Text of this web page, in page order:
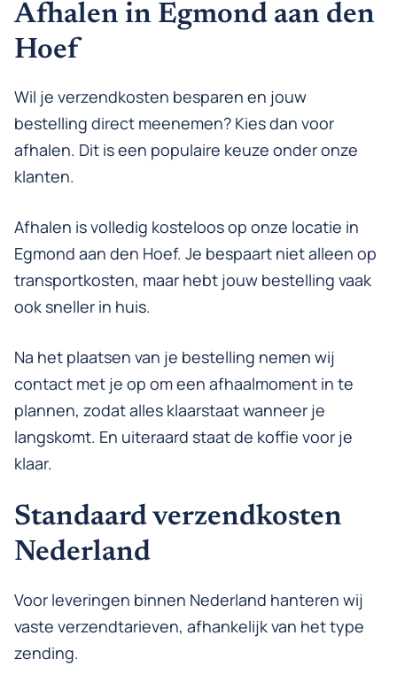
Afhalen in Egmond aan den
Hoef
Wil je verzendkosten besparen en jouw
bestelling direct meenemen? Kies dan voor
afhalen. Dit is een populaire keuze onder onze
klanten.
Afhalen is volledig kosteloos op onze locatie in
Egmond aan den Hoef. Je bespaart niet alleen op
transportkosten, maar hebt jouw bestelling vaak
ook sneller in huis.
Na het plaatsen van je bestelling nemen wij
contact met je op om een afhaalmoment in te
plannen, zodat alles klaarstaat wanneer je
langskomt. En uiteraard staat de koffie voor je
klaar.
Standaard verzendkosten
Nederland
Voor leveringen binnen Nederland hanteren wij
vaste verzendtarieven, afhankelijk van het type
zending.